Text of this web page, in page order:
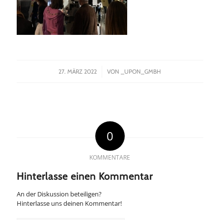
27. MÄRZ 2022
/ VON _UPON_GMBH
0
KOMMENTARE
Hinterlasse einen Kommentar
An der Diskussion beteiligen?
Hinterlasse uns deinen Kommentar!